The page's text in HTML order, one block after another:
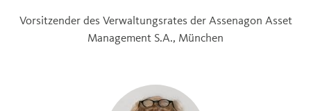
Vorsitzender des Verwaltungsrates der Assenagon Asset
Management S.A., München